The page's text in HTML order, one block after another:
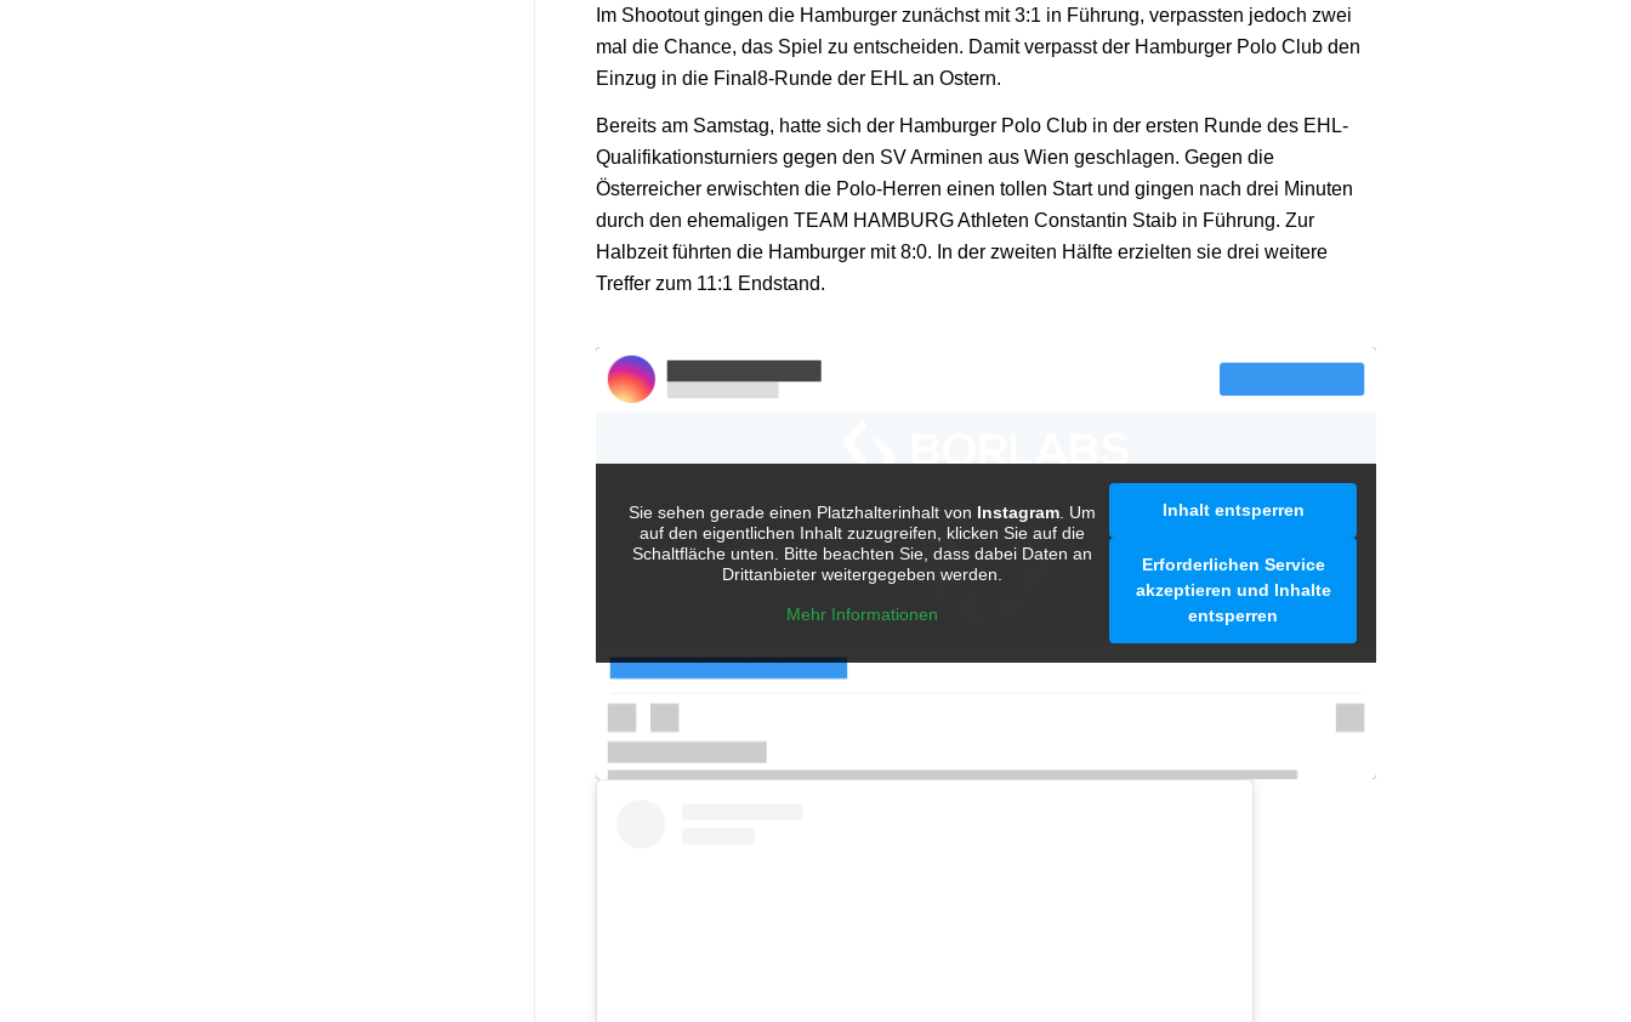
Im Shootout gingen die Hamburger zunächst mit 3:1 in Führung, verpassten jedoch zwei
mal die Chance, das Spiel zu entscheiden. Damit verpasst der Hamburger Polo Club den
Einzug in die Final8-Runde der EHL an Ostern.
Bereits am Samstag, hatte sich der Hamburger Polo Club in der ersten Runde des EHL-
Qualifikationsturniers gegen den SV Arminen aus Wien geschlagen. Gegen die
Österreicher erwischten die Polo-Herren einen tollen Start und gingen nach drei Minuten
durch den ehemaligen TEAM HAMBURG Athleten Constantin Staib in Führung. Zur
Halbzeit führten die Hamburger mit 8:0. In der zweiten Hälfte erzielten sie drei weitere
Treffer zum 11:1 Endstand.
Sie sehen gerade einen Platzhalterinhalt von Instagram . Um
auf den eigentlichen Inhalt zuzugreifen, klicken Sie auf die
Schaltfläche unten. Bitte beachten Sie, dass dabei Daten an
Drittanbieter weitergegeben werden.
Mehr Informationen
Inhalt entsperren
Erforderlichen Service
akzeptieren und Inhalte
entsperren